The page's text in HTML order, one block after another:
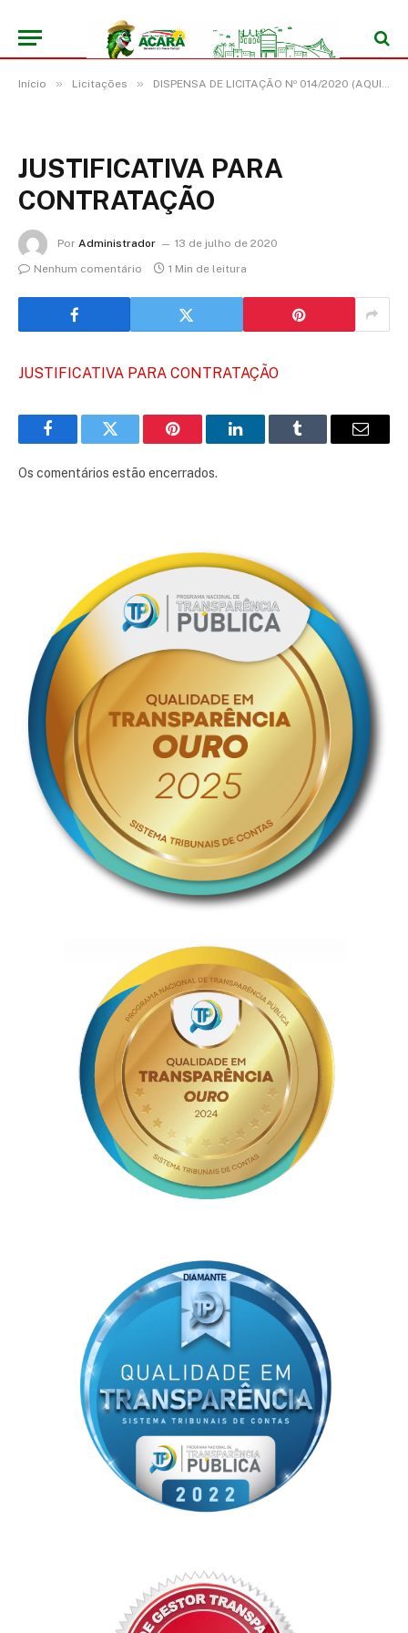
Início » Licitações » DISPENSA DE LICITAÇÃO Nº 014/2020 (AQUISIÇÃO DE KITS DE TESTE RÁPIDO PARA DIAGNÓSTICO DE COVID-19, EM CARÁTER DE URGÊNCIA PARA O ENFRENTAMENTO DA EMERGÊNCIA DE SAÚDE PÚBLICA)
JUSTIFICATIVA PARA
CONTRATAÇÃO
Por Administrador
13 de julho de 2020
Nenhum comentário
1 Min de leitura
JUSTIFICATIVA PARA CONTRATAÇÃO
FacebookTwitter Pinterest LinkedInTumblr
E-
Os comentários estão encerrados.